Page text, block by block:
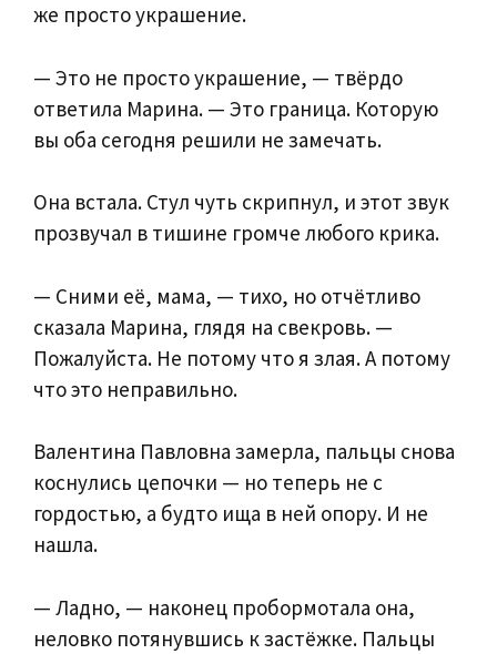
же просто украшение.
— Это не просто украшение, — твёрдо
ответила Марина. — Это граница. Которую
вы оба сегодня решили не замечать.
Она встала. Стул чуть скрипнул, и этот звук
прозвучал в тишине громче любого крика.
— Сними её, мама, — тихо, но отчётливо
сказала Марина, глядя на свекровь. —
Пожалуйста. Не потому что я злая. А потому
что это неправильно.
Валентина Павловна замерла, пальцы снова
коснулись цепочки — но теперь не с
гордостью, а будто ища в ней опору. И не
нашла.
— Ладно, — наконец пробормотала она,
неловко потянувшись к застёжке. Пальцы